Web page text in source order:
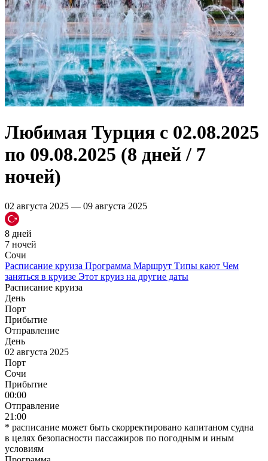
Любимая Турция с 02.08.2025
по 09.08.2025 (8 дней / 7
ночей)
02 августа 2025 — 09 августа 2025
8 дней
7 ночей
Сочи
Расписание круиза Программа Маршрут Типы кают Чем
заняться в круизе Этот круиз на другие даты
Расписание круиза
День
Порт
Прибытие
Отправление
День
02 августа 2025
Порт
Сочи
Прибытие
00:00
Отправление
21:00
* расписание может быть скорректировано капитаном судна
в целях безопасности пассажиров по погодным и иным
условиям